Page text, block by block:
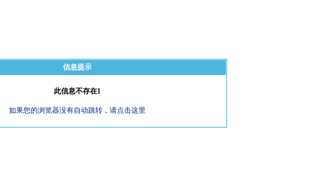
信息提示
此信息不存在1
如果您的浏览器没有自动跳转，请点击这里